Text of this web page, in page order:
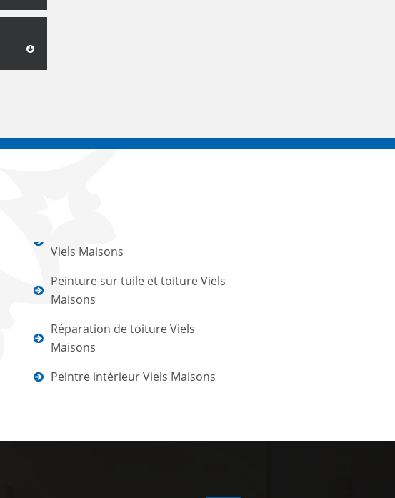
Viels Maisons
Peinture sur tuile et toiture Viels
Maisons
Réparation de toiture Viels
Maisons
Peintre intérieur Viels Maisons